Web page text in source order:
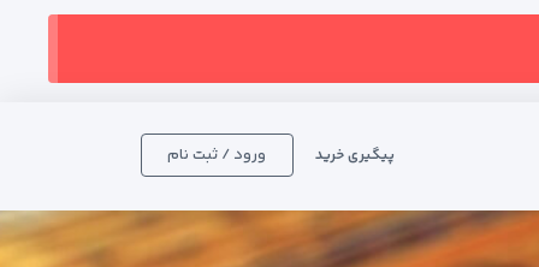
پیگیری خرید ورود / ثبت نام